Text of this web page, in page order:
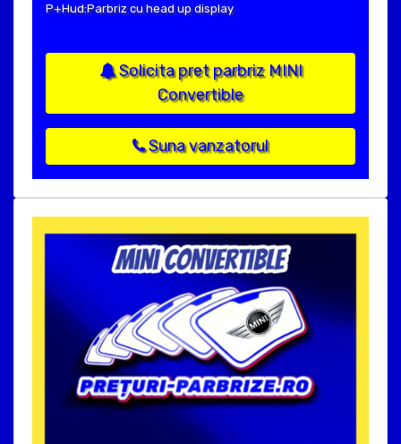
P+Hud:Parbriz cu head up display
Solicita pret parbriz MINI
Convertible
Suna vanzatorul